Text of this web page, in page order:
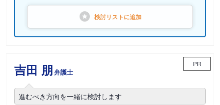
検討リストに追加
吉田 朋弁護士
PR
進むべき方向を一緒に検討します